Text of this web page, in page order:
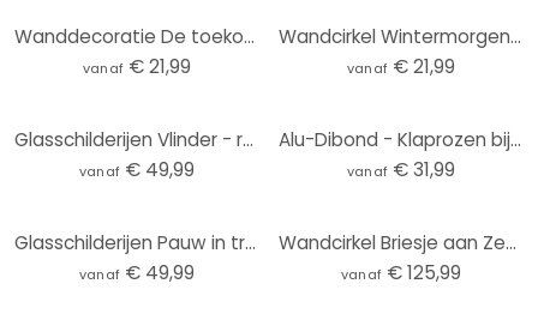
Wanddecoratie De toekomst is vrouwelijk - Grace Digital Art - Alu-Dibond Rond
vanaf € 21,99
Wandcirkel Wintermorgen in perzikkleur - Kubistika
vanaf € 21,99
Glasschilderijen Vlinder - rond
vanaf € 49,99
Alu-Dibond - Klaprozen bij zonsondergang - rond
vanaf € 31,99
Glasschilderijen Pauw in tropische tuin op mozaïek - Bloemdecor - Rond
vanaf € 49,99
Wandcirkel Briesje aan Zee (3-delig)
vanaf € 125,99